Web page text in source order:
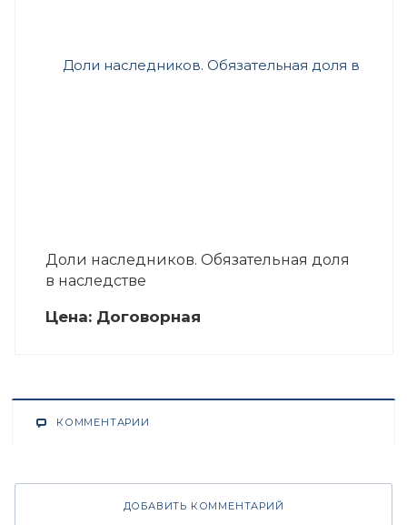
Доли наследников. Обязательная доля
в наследстве
Цена: Договорная
КОММЕНТАРИИ
ДОБАВИТЬ КОММЕНТАРИЙ